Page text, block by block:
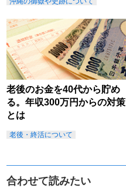
老後のお金を40代から貯め
る。年収300万円からの対策
とは
老後・終活について
合わせて読みたい